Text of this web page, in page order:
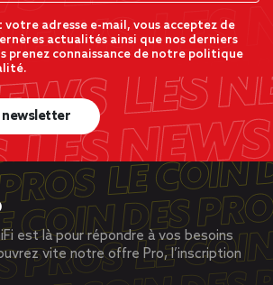
votre adresse e-mail, vous acceptez de
actualités ainsi que nos derniers
prenez connaissance de notre politique
newsletter
est là pour répondre à vos besoins
vite notre offre Pro, l’inscription